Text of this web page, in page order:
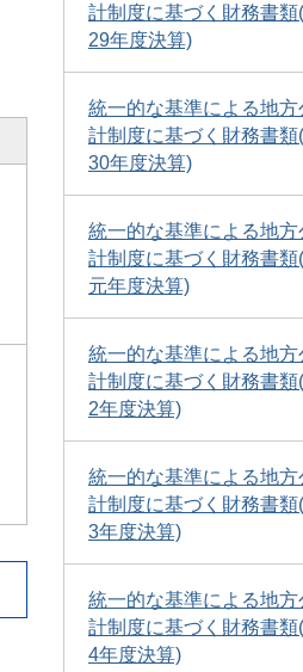
計制度に基づく財務書類
29年度決算)
統一的な基準による地方
計制度に基づく財務書類
30年度決算)
統一的な基準による地方
計制度に基づく財務書類
元年度決算)
統一的な基準による地方
計制度に基づく財務書類
2年度決算)
統一的な基準による地方
計制度に基づく財務書類
3年度決算)
統一的な基準による地方
計制度に基づく財務書類
4年度決算)